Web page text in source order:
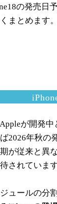
の発売日
まとめます。
が開発
2026年秋の
が従来と異
されています
ュールの分